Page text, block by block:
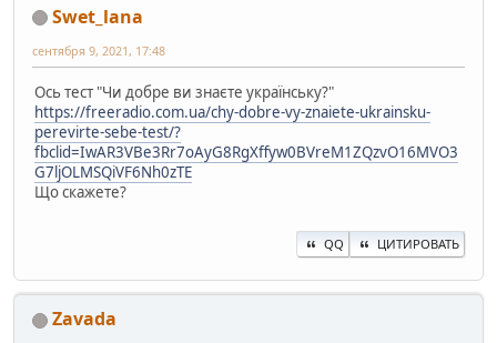
Swet_lana
сентября 9, 2021, 17:48
Ось тест "Чи добре ви знаєте українську?"
https://freeradio.com.ua/chy-dobre-vy-znaiete-ukrainsku-
perevirte-sebe-test/?
fbclid=IwAR3VBe3Rr7oAyG8RgXffyw0BVreM1ZQzvO16MVO3
G7ljOLMSQiVF6Nh0zTE
Що скажете?
QQ ЦИТИРОВАТЬ
Zavada